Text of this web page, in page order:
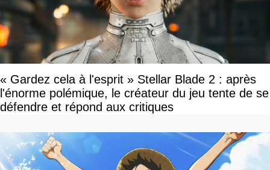
« Gardez cela à l'esprit » Stellar Blade 2 : après
l'énorme polémique, le créateur du jeu tente de se
défendre et répond aux critiques